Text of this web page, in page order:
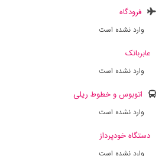
فرودگاه
وارد نشده است
عابربانک
وارد نشده است
اتوبوس و خطوط ریلی
وارد نشده است
دستگاه خودپرداز
وارد نشده است